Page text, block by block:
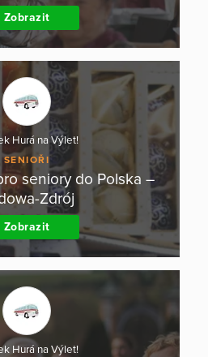
Zobrazit
Hurá na Výlet!
SENIOŘI
seniory do Polska –
Zdrój
Zobrazit
Hurá na Výlet!